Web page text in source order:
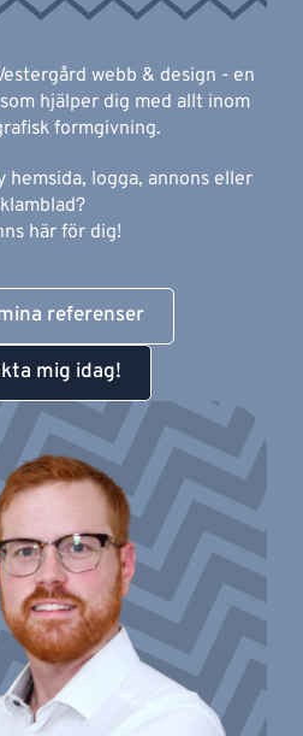
webb & design - en
hjälper dig med allt inom
formgivning.
hemsida, logga, annons eller
här för dig!
referenser
mig idag!